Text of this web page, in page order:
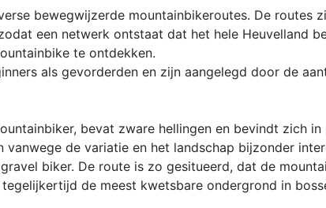
bewegwijzerde mountainbikeroutes. De routes
een netwerk ontstaat dat het hele Heuvelland
te ontdekken.
als gevorderden en zijn aangelegd door de
bevat zware hellingen en bevindt zich
vanwege de variatie en het landschap bijzonder
biker. De route is zo gesitueerd, dat de
de meest kwetsbare ondergrond in